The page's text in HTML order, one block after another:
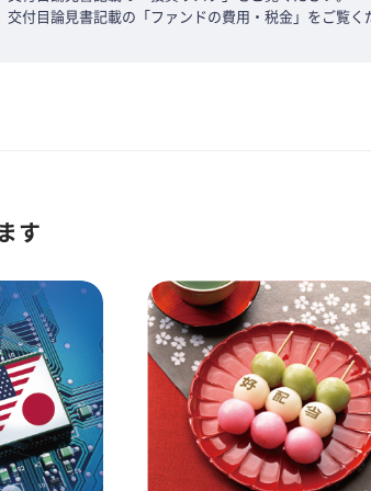
付目論見書記載の「ファンドの費用・税金」をご覧く
す